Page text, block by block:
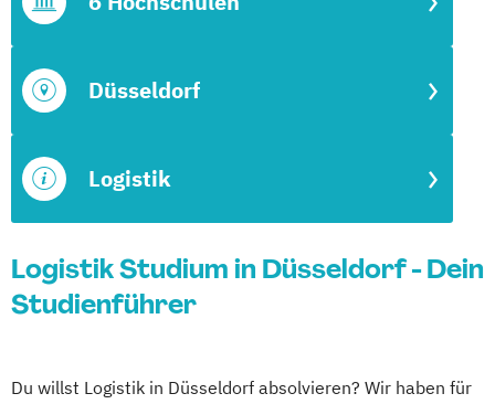
Logistik
Düsseldorf
Logistik Studium in Düsseldorf - Dein
Studienführer
Du willst Logistik in Düsseldorf absolvieren? Wir haben für